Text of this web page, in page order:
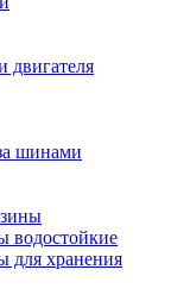
двигателя
шинами
водостойкие
для хранения